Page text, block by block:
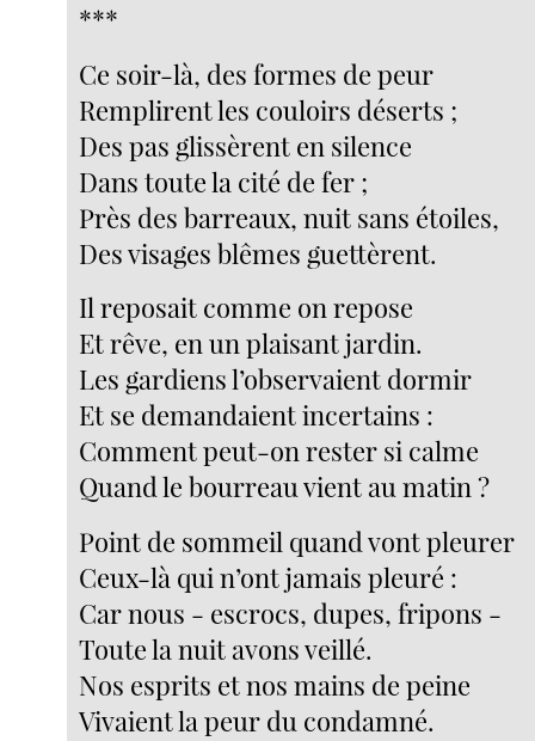
***
Ce soir-là, des formes de peur
Remplirent les couloirs déserts ;
Des pas glissèrent en silence
Dans toute la cité de fer ;
Près des barreaux, nuit sans étoiles,
Des visages blêmes guettèrent.
Il reposait comme on repose
Et rêve, en un plaisant jardin.
Les gardiens l’observaient dormir
Et se demandaient incertains :
Comment peut-on rester si calme
Quand le bourreau vient au matin ?
Point de sommeil quand vont pleurer
Ceux-là qui n’ont jamais pleuré :
Car nous - escrocs, dupes, fripons -
Toute la nuit avons veillé.
Nos esprits et nos mains de peine
Vivaient la peur du condamné.